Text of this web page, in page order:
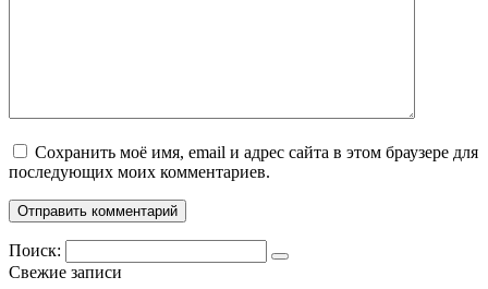
Сохранить моё имя, email и адрес сайта в этом браузере для
последующих моих комментариев.
Поиск:
Свежие записи